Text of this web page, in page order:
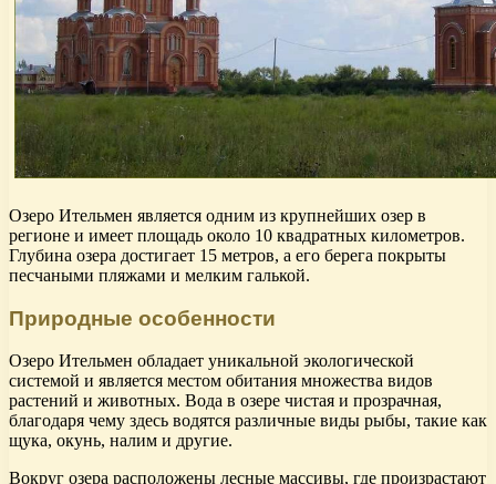
Озеро Ительмен является одним из крупнейших озер в
регионе и имеет площадь около 10 квадратных километров.
Глубина озера достигает 15 метров, а его берега покрыты
песчаными пляжами и мелким галькой.
Природные особенности
Озеро Ительмен обладает уникальной экологической
системой и является местом обитания множества видов
растений и животных. Вода в озере чистая и прозрачная,
благодаря чему здесь водятся различные виды рыбы, такие как
щука, окунь, налим и другие.
Вокруг озера расположены лесные массивы, где произрастают